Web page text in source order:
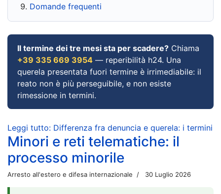
Domande frequenti
Il termine dei tre mesi sta per scadere? Chiama
+39 335 669 3954 — reperibilità h24. Una
querela presentata fuori termine è irrimediabile: il
reato non è più perseguibile, e non esiste
rimessione in termini.
Leggi tutto: Differenza fra denuncia e querela: i termini
Minori e reti telematiche: il
processo minorile
Arresto all'estero e difesa internazionale 30 Luglio 2026